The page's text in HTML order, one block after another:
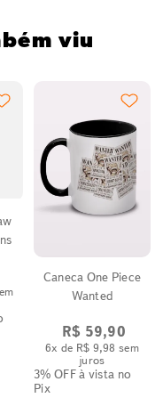
viu
Caneca One Piece
Wanted
R$ 59,90
6x de R$ 9,98 sem
juros
3% OFFà vista no
Pix